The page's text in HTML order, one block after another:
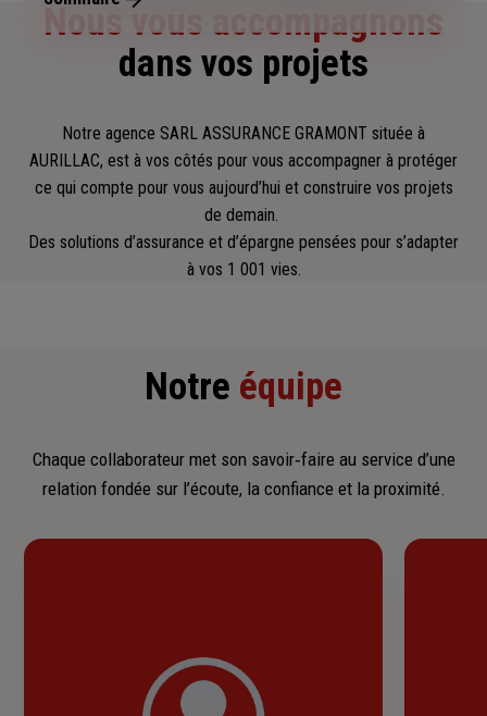
Nous vous accompagnons
dans vos projets
Notre agence SARL ASSURANCE GRAMONT située à
AURILLAC, est à vos côtés pour vous accompagner à protéger
ce qui compte pour vous aujourd’hui et construire vos projets
de demain.
Des solutions d’assurance et d’épargne pensées pour s’adapter
à vos 1 001 vies.
Notre équipe
Chaque collaborateur met son savoir‑faire au service d’une
relation fondée sur l’écoute, la confiance et la proximité.